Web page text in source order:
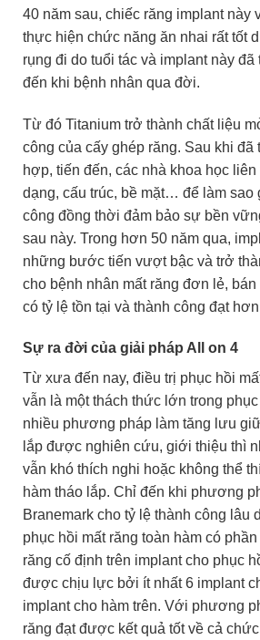
40 năm sau, chiếc răng implant này
thực hiện chức năng ăn nhai rất tốt
rụng đi do tuổi tác và implant này
đến khi bệnh nhân qua đời.
Từ đó Titanium trở thành chất liệu
công của cấy ghép răng. Sau khi đã
hợp, tiến đến, các nhà khoa học
dạng, cấu trúc, bề mặt… để làm sao
công đồng thời đảm bảo sự bền
sau này. Trong hơn 50 năm qua,
những bước tiến vượt bậc và trở
cho bệnh nhân mất răng đơn lẻ,
có tỷ lệ tồn tại và thành công đạt
Sự ra đời của giải pháp All on 4
Từ xưa đến nay, điều trị phục hồi
vẫn là một thách thức lớn trong
nhiều phương pháp làm tăng lưu
lắp được nghiên cứu, giới thiệu thì
vẫn khó thích nghi hoặc không thể
hàm tháo lắp. Chỉ đến khi phương
Branemark cho tỷ lệ thành công lâu
phục hồi mất răng toàn hàm có
răng cố định trên implant cho phục
được chịu lực bởi ít nhất 6 implant
implant cho hàm trên. Với phương
răng đạt được kết quả tốt về cả